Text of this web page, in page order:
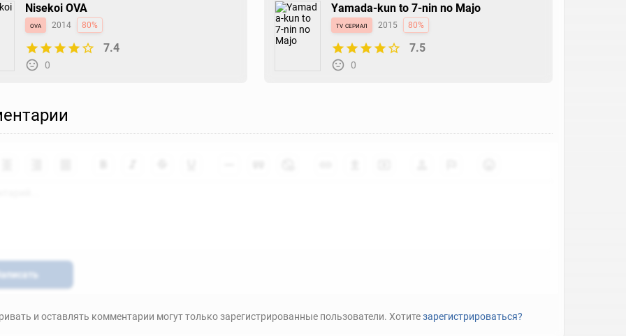
Nisekoi OVA
ova 2014 80%
7.4
0
Yamada-kun to 7-nin no Majo
tv сериал 2015 80%
7.5
0
и оставлять комментарии могут только зарегистрированные пользователи. Хотитезарегистрироваться?